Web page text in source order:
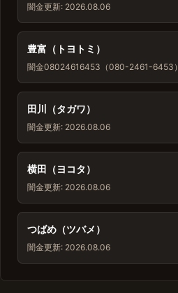
闇金更新: 2026.08.06
豊富（トヨトミ）
闇金08024616453（080-2461-6453）
田川（タガワ）
闇金更新: 2026.08.06
横田（ヨコタ）
闇金更新: 2026.08.06
つばめ（ツバメ）
闇金更新: 2026.08.06